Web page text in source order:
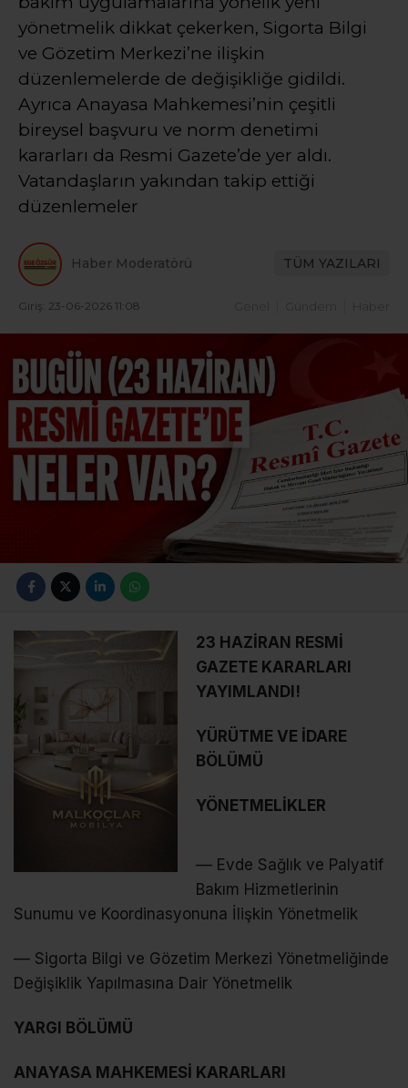
yönetmelik dikkat çekerken, Sigorta Bilgi
ve Gözetim Merkezi’ne ilişkin
düzenlemelerde de değişikliğe gidildi.
Ayrıca Anayasa Mahkemesi’nin çeşitli
bireysel başvuru ve norm denetimi
kararları da Resmi Gazete’de yer aldı.
Vatandaşların yakından takip ettiği
düzenlemeler
Haber Moderatörü TÜM YAZILARI
Giriş: 23-06-2026 11:08 Gündem Haber
23 HAZİRAN RESMİ
GAZETE KARARLARI
YAYIMLANDI!
YÜRÜTME VE İDARE
BÖLÜMÜ
YÖNETMELİKLER
–– Evde Sağlık ve Palyatif
Bakım Hizmetlerinin
Sunumu ve Koordinasyonuna İlişkin Yönetmelik
–– Sigorta Bilgi ve Gözetim Merkezi Yönetmeliğinde
Değişiklik Yapılmasına Dair Yönetmelik
YARGI BÖLÜMÜ
ANAYASA MAHKEMESİ KARARLARI